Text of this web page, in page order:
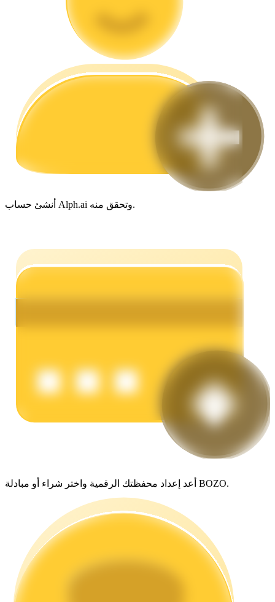
مرشد
استراتيجيات التداول
خنزير الطاقة
احصل على مكافآت تنافسية يوميًا
أنشئ حساب Alph.ai وتحقق منه.
أعد إعداد محفظتك الرقمية واختر شراء أو مبادلة BOZO.